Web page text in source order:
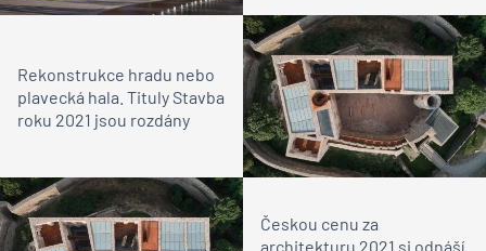
Rekonstrukce hradu nebo
plavecká hala. Tituly Stavba
roku 2021 jsou rozdány
Českou cenu za
architekturu 2021 si odnáší